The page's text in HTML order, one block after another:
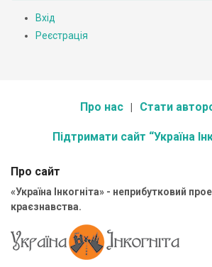
Вхід
Реєстрація
Про нас Стати
Підтримати сайт “Україна
Про сайт
«Україна Інкогніта» - неприбутковий
краєзнавства.